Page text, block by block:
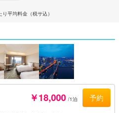
り平均料金（税サ込）
￥18,000 /1泊 予約